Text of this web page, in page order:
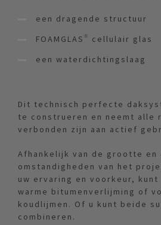
een dragende structuur
FOAMGLAS® cellulair glas
een waterdichtingslaag
Dit technisch perfecte
te construeren en neemt alle
verbonden zijn aan actief
Afhankelijk van de grootte en
omstandigheden van het
uw ervaring en voorkeur,
warme bitumenverlijming of
koudlijmen. Of u kunt beide
combineren.